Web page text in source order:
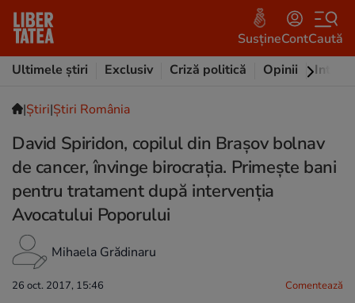
SusțineContCaută
Ultimele știri
Exclusiv Criză politică Opinii
|Ştiri|Știri România
David Spiridon, copilul din Brașov bolnav
de cancer, învinge birocrația. Primește bani
pentru tratament după intervenția
Avocatului Poporului
Mihaela Grădinaru
26 oct. 2017, 15:46 Comentează